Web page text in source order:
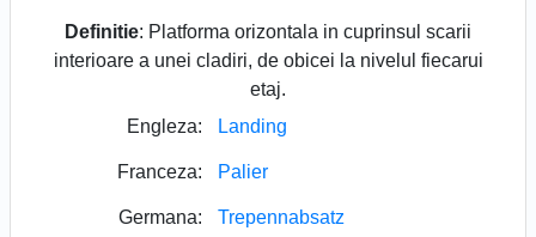
Definitie: Platforma orizontala in cuprinsul scarii
interioare a unei cladiri, de obicei la nivelul fiecarui
etaj.
Engleza:
Landing
Franceza: Palier
Germana: Trepennabsatz